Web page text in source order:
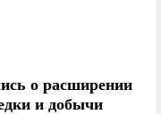
о расширении
и добычи